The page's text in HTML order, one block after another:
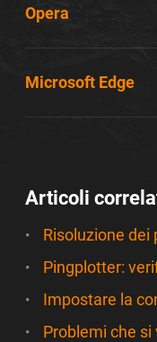
Opera
Microsoft Edge
Articoli
Risoluzione dei
Pingplotter:
Impostare la
Problemi che